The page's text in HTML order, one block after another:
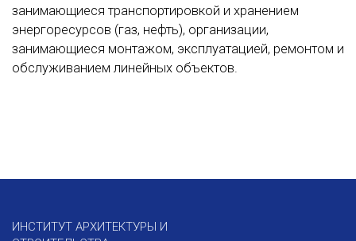
занимающиеся транспортировкой и хранением
энергоресурсов (газ, нефть), организации,
занимающиеся монтажом, эксплуатацией, ремонтом и
обслуживанием линейных объектов.
ИНСТИТУТ АРХИТЕКТУРЫ И